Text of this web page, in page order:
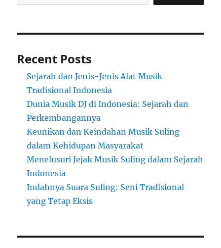
Recent Posts
Sejarah dan Jenis-Jenis Alat Musik
Tradisional Indonesia
Dunia Musik DJ di Indonesia: Sejarah dan
Perkembangannya
Keunikan dan Keindahan Musik Suling
dalam Kehidupan Masyarakat
Menelusuri Jejak Musik Suling dalam Sejarah
Indonesia
Indahnya Suara Suling: Seni Tradisional
yang Tetap Eksis